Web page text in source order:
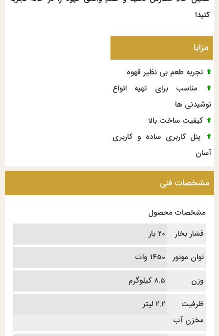
کنید!
مزایا
تجربه طعم بی نظیر قهوه
مناسب برای تهیه انواع
نوشیدنی ها
کیفیت ساخت بالا
پنل کاربری ساده و کاربری
آسان
مشخصات فنی
مشخصات محصول
فشار بخار
20 بار
توان موتور
1450 وات
وزن
8.5 کیلوگرم
ظرفیت
مخزن آب
2.2 لیتر